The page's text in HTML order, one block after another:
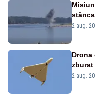
2 aug.
Drona
zburat
2 aug.